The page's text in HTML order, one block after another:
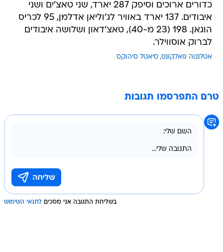
כדורים ארוכים וסיפק 287 יארד, שני טאצ'ים ושני
איבודים. 137 יארד באוויר לג'וליאן אדלמן, 95 לכריס
הוגאן. 198 (23 מ-40), טאצ'דאון ושלושה איבודים
לברוק אוסווילר.
אטלנטה פאלקונס סיאטל סיהוקס
טרם התפרסמו תגובות
בשליחת התגובה אני מסכים לתנאי השימוש